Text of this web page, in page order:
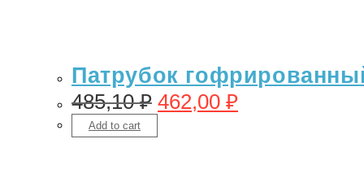
Патрубок
485,10₽ 462,00 ₽
Add to cart